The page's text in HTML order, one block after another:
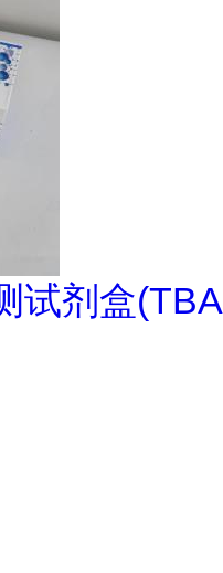
试剂盒(TBA